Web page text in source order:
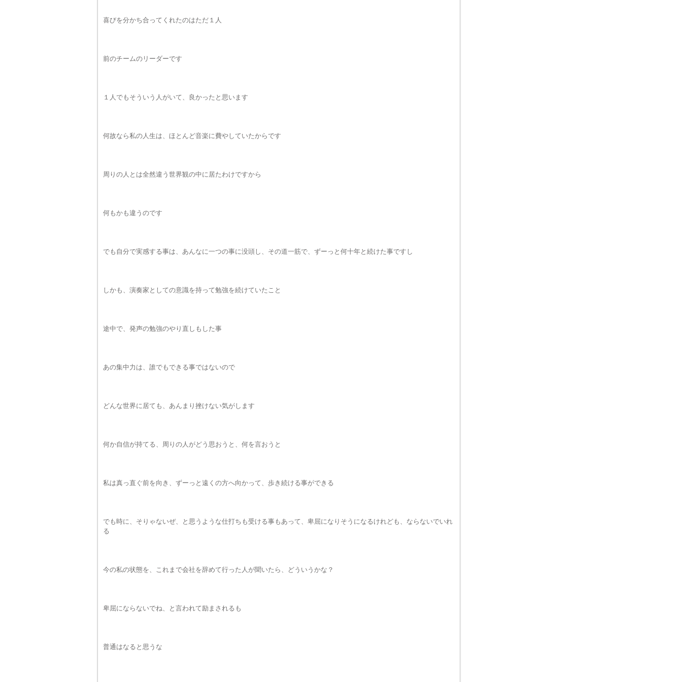
喜びを分かち合ってくれたのはただ１人
前のチームのリーダーです
１人でもそういう人がいて、良かったと思います
何故なら私の人生は、ほとんど音楽に費やしていたからです
周りの人とは全然違う世界観の中に居たわけですから
何もかも違うのです
でも自分で実感する事は、あんなに一つの事に没頭し、その道一筋で、ずーっと何十年と続けた事ですし
しかも、演奏家としての意識を持って勉強を続けていたこと
途中で、発声の勉強のやり直しもした事
あの集中力は、誰でもできる事ではないので
どんな世界に居ても、あんまり挫けない気がします
何か自信が持てる、周りの人がどう思おうと、何を言おうと
私は真っ直ぐ前を向き、ずーっと遠くの方へ向かって、歩き続ける事ができる
でも時に、そりゃないぜ、と思うような仕打ちも受ける事もあって、卑屈になりそうになるけれども、ならないでいれ
る
今の私の状態を、これまで会社を辞めて行った人が聞いたら、どういうかな？
卑屈にならないでね、と言われて励まされるも
普通はなると思うな